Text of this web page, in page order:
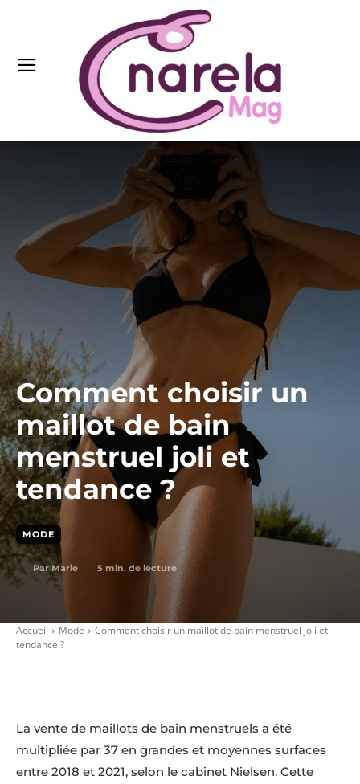
Comment choisir un
maillot de bain
menstruel joli et
tendance ?
MODE
Par Marie 5 min. de lecture
Accueil Mode
Comment choisir un maillot de bain menstruel joli et
tendance ?
La vente de maillots de bain menstruels a été
multipliée par 37 en grandes et moyennes surfaces
entre 2018 et 2021, selon le cabinet Nielsen. Cette